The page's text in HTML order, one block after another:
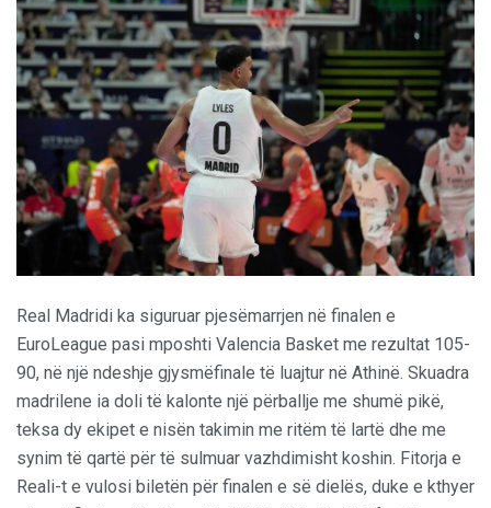
Real Madridi ka siguruar pjesëmarrjen në finalen e
EuroLeague pasi mposhti Valencia Basket me rezultat 105-
90, në një ndeshje gjysmëfinale të luajtur në Athinë. Skuadra
madrilene ia doli të kalonte një përballje me shumë pikë,
teksa dy ekipet e nisën takimin me ritëm të lartë dhe me
synim të qartë për të sulmuar vazhdimisht koshin. Fitorja e
Reali-t e vulosi biletën për finalen e së dielës, duke e kthyer